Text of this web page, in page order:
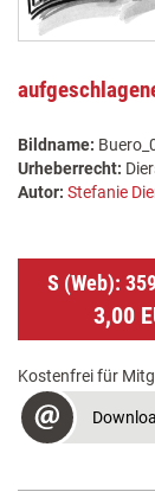
Bildname:
Urheberrecht:
Autor: Stefanie
S (Web):
3,00
Kostenfrei für